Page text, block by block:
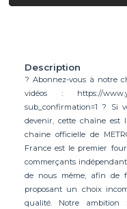
Description
? Abonnez-vous à notre
vidéos : https://
sub_confirmation=1 ? Si
devenir, cette chaîne est
chaine officielle de
France est le premier
commerçants
de nous même, afin de
proposant un choix
qualité. Notre